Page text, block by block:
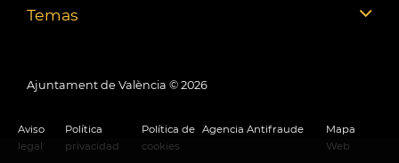
Temas
Ajuntament de València © 2026
Aviso
legal
Política
privacidad
Política de
cookies
Agencia Antifraude
Mapa
Web